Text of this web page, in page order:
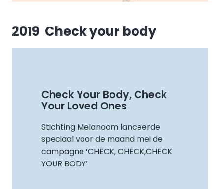
2019 Check your body
Check Your Body, Check
Your Loved Ones
Stichting Melanoom lanceerde
speciaal voor de maand mei de
campagne ‘CHECK, CHECK,CHECK
YOUR BODY’